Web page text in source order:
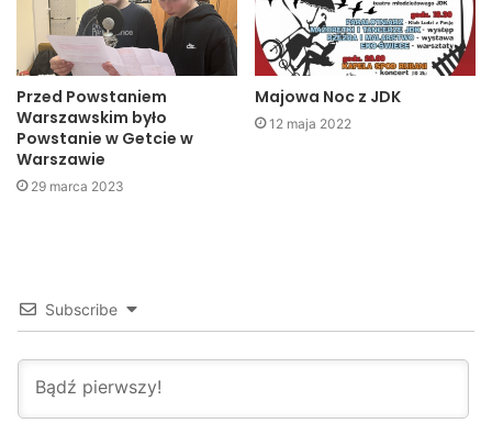
Przed Powstaniem
Warszawskim było
Powstanie w Getcie w
Warszawie
29 marca 2023
Majowa Noc z JDK
12 maja 2022
Subscribe